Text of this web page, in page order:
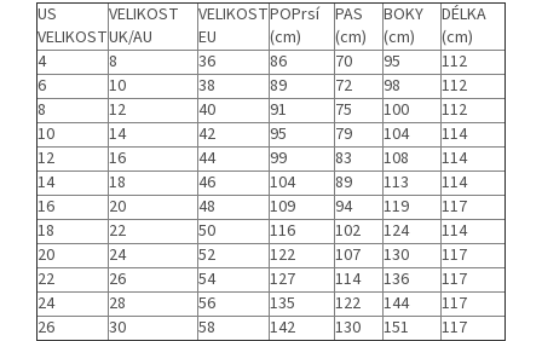
US
VELIKOST
VELIKOST
UK/AU
VELIKOST
EU
POPrsí
(cm)
PAS
(cm)
BOKY
(cm)
DÉLKA
(cm)
4
8 36 86 70 95
112
6
10 38 89 72 98
112
8
12 40 91 75 100
112
10
14 42 95 79 104
114
12
16 44 99 83 108
114
14
18 46 104 89 113
114
16
20 48 109 94 119
117
18
22 50 116 102 124
114
20
24 52 122 107 130
117
22
26 54 127 114 136
117
24
28 56 135 122 144
117
26
30 58 142 130 151 117